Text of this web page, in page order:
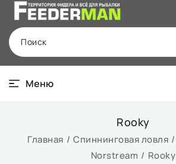
Поиск
Меню
Rooky
Главная Спиннинговая ловля
Norstream
Rooky